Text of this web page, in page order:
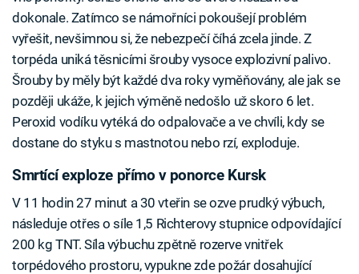
dokonale. Zatímco se námořníci pokoušejí problém
vyřešit, nevšimnou si, že nebezpečí číhá zcela jinde. Z
torpéda uniká těsnicími šrouby vysoce explozivní palivo.
Šrouby by měly být každé dva roky vyměňovány, ale jak se
později ukáže, k jejich výměně nedošlo už skoro 6 let.
Peroxid vodíku vytéká do odpalovače a ve chvíli, kdy se
dostane do styku s mastnotou nebo rzí, exploduje.
Smrtící exploze přímo v ponorce Kursk
V 11 hodin 27 minut a 30 vteřin se ozve prudký výbuch,
následuje otřes o síle 1,5 Richterovy stupnice odpovídající
200 kg TNT. Síla výbuchu zpětně rozerve vnitřek
torpédového prostoru, vypukne zde požár dosahující